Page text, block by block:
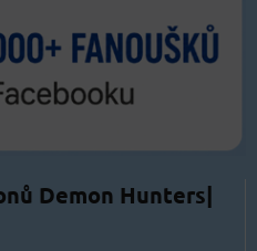
Demon Hunters|